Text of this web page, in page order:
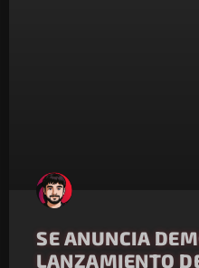
SE ANUNCIA
LANZAMIENTO